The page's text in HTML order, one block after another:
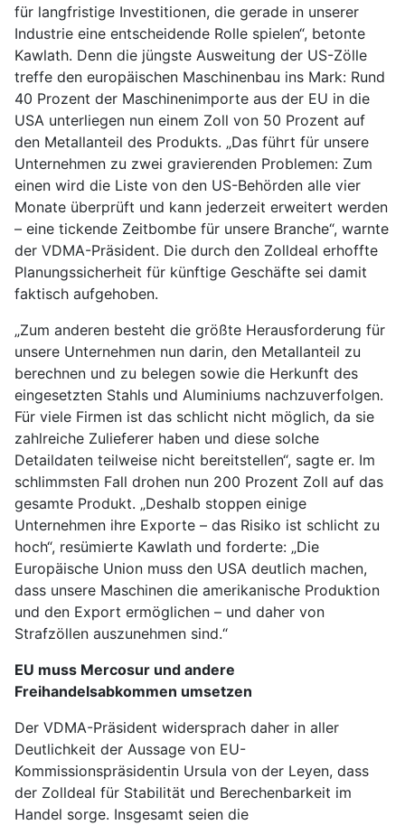
für langfristige Investitionen, die gerade in unserer
Industrie eine entscheidende Rolle spielen“, betonte
Kawlath. Denn die jüngste Ausweitung der US-Zölle
treffe den europäischen Maschinenbau ins Mark: Rund
40 Prozent der Maschinenimporte aus der EU in die
USA unterliegen nun einem Zoll von 50 Prozent auf
den Metallanteil des Produkts. „Das führt für unsere
Unternehmen zu zwei gravierenden Problemen: Zum
einen wird die Liste von den US-Behörden alle vier
Monate überprüft und kann jederzeit erweitert werden
– eine tickende Zeitbombe für unsere Branche“, warnte
der VDMA-Präsident. Die durch den Zolldeal erhoffte
Planungssicherheit für künftige Geschäfte sei damit
faktisch aufgehoben.
„Zum anderen besteht die größte Herausforderung für
unsere Unternehmen nun darin, den Metallanteil zu
berechnen und zu belegen sowie die Herkunft des
eingesetzten Stahls und Aluminiums nachzuverfolgen.
Für viele Firmen ist das schlicht nicht möglich, da sie
zahlreiche Zulieferer haben und diese solche
Detaildaten teilweise nicht bereitstellen“, sagte er. Im
schlimmsten Fall drohen nun 200 Prozent Zoll auf das
gesamte Produkt. „Deshalb stoppen einige
Unternehmen ihre Exporte – das Risiko ist schlicht zu
hoch“, resümierte Kawlath und forderte: „Die
Europäische Union muss den USA deutlich machen,
dass unsere Maschinen die amerikanische Produktion
und den Export ermöglichen – und daher von
Strafzöllen auszunehmen sind.“
EU muss Mercosur und andere
Freihandelsabkommen umsetzen
Der VDMA-Präsident widersprach daher in aller
Deutlichkeit der Aussage von EU-
Kommissionspräsidentin Ursula von der Leyen, dass
der Zolldeal für Stabilität und Berechenbarkeit im
Handel sorge. Insgesamt seien die